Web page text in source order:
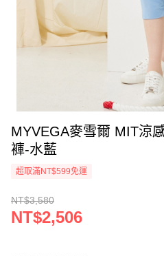
MYVEGA麥雪爾 MIT涼
褲-水藍
超取滿NT$599免運
NT$3,580
NT$2,506